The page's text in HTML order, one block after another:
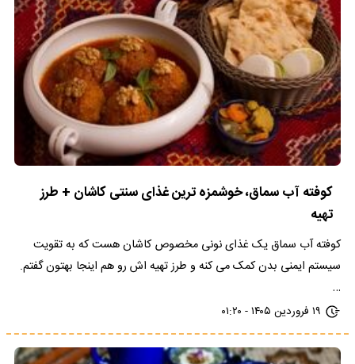
کوفته آب سماق، خوشمزه ترین غذای سنتی کاشان + طرز
تهیه
کوفته آب سماق یک غذای نونی مخصوص کاشان هست که به تقویت
سیستم ایمنی بدن کمک می کنه و طرز تهیه اش رو هم اینجا بهتون گفتم.
…
۱۹ فروردین ۱۴۰۵ - ۰۱:۲۰